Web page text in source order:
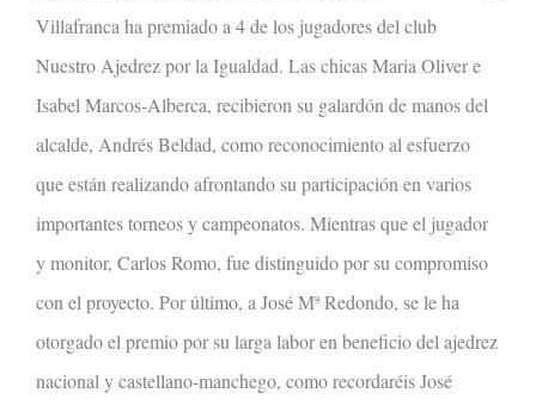
Villafranca ha premiado a 4 de los jugadores del club
Nuestro Ajedrez por la Igualdad. Las chicas Maria Oliver e
Isabel Marcos-Alberca, recibieron su galardón de manos del
alcalde, Andrés Beldad, como reconocimiento al esfuerzo
que están realizando afrontando su participación en varios
importantes torneos y campeonatos. Mientras que el jugador
y monitor, Carlos Romo, fue distinguido por su compromiso
con el proyecto. Por último, a José Mª Redondo, se le ha
otorgado el premio por su larga labor en beneficio del ajedrez
nacional y castellano-manchego, como recordaréis José